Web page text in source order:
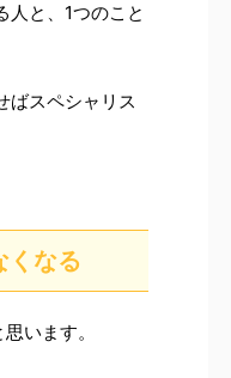
と、1つのこと
ばスペシャリス
くなる
います。